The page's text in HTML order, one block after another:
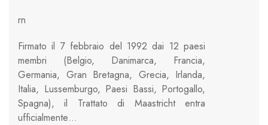
rn
Firmato il 7 febbraio del 1992 dai 12 paesi
membri (Belgio, Danimarca, Francia,
Germania, Gran Bretagna, Grecia, Irlanda,
Italia, Lussemburgo, Paesi Bassi, Portogallo,
Spagna), il Trattato di Maastricht entra
ufficialmente…